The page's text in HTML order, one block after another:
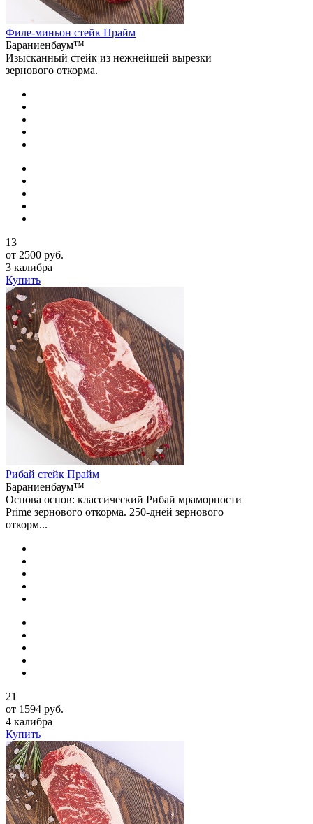
Филе-миньон стейк Прайм
Бараниенбаум™
Изысканный стейк из нежнейшей вырезки
зернового откорма.
13
от 2500 руб.
3 калибра
Купить
Рибай cтейк Прайм
Бараниенбаум™
Основа основ: классический Рибай мраморности
Prime зернового откорма. 250-дней зернового
откорм...
21
от 1594 руб.
4 калибра
Купить